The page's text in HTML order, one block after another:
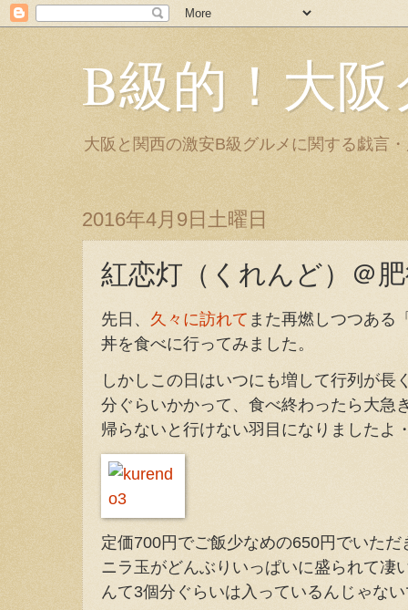
B級的！大
大阪と関西の激安B級グルメに関する戯言
2016年4月9日土曜日
紅恋灯（くれんど）＠
先日、 久々に訪れて また再燃しつつある
丼を食べに行ってみました。
しかしこの日はいつにも増して行列が長
分ぐらいかかって、食べ終わったら大急
帰らないと行けない羽目になりましたよ
定価700円でご飯少なめの650円でいた
ニラ玉がどんぶりいっぱいに盛られて凄
んて3個分ぐらいは入っているんじゃな